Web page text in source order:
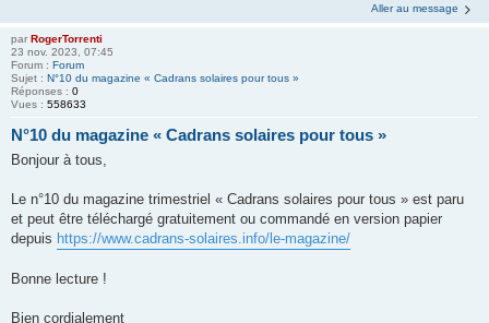
Aller au message
par RogerTorrenti
23 nov. 2023, 07:45
Forum : Forum
Sujet : N°10 du magazine « Cadrans solaires pour tous »
Réponses : 0
Vues : 558633
N°10 du magazine « Cadrans solaires pour tous »
Bonjour à tous,
Le n°10 du magazine trimestriel « Cadrans solaires pour tous » est paru
et peut être téléchargé gratuitement ou commandé en version papier
depuis https://www.cadrans-solaires.info/le-magazine/
Bonne lecture !
Bien cordialement